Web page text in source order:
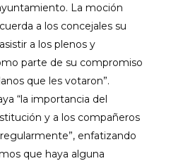
La moción
a los concejales su
a los plenos y
parte de su compromiso
que les votaron”.
“la importancia del
y a los compañeros
enfatizando
que haya alguna